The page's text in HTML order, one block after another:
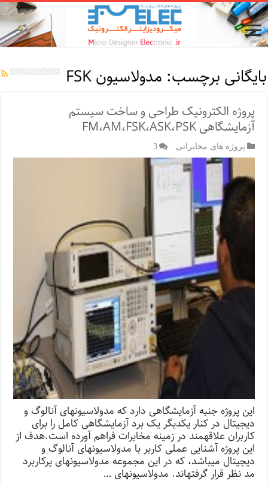
بایگانی برچسب: مدولاسیون FSK
پروژه الکترونیک طراحی و ساخت سیستم
آزمایشگاهی FM،AM،FSK،ASK،PSK
پروژه های مخابراتی 3
این پروژه جنبه آزمایشگاهی دارد که مدولاسیون­های آنالوگ و
دیجیتال در کنار یکدیگر یک برد آزمایشگاهی کامل را برای
کاربران علاقه­مند در زمینه مخابرات فراهم آورده است.هدف از
این پروژه آشنایی عملی کاربر با مدولاسیون­های آنالوگ و
دیجیتال می­باشد، که در این مجموعه مدولاسیون­های پرکاربرد
مد نظر قرار گرفته­اند. مدولاسیون­های …